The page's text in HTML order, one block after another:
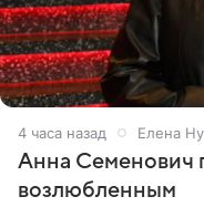
4 часа назад Елена
Анна Семенович
возлюбленным